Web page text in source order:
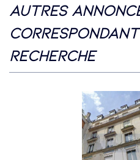
autres annonces immobilières
recherche